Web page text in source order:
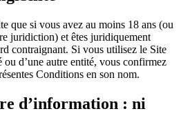
que si vous avez au moins 18 ans (ou
juridiction) et êtes juridiquement
contraignant. Si vous utilisez le Site
ou d’une autre entité, vous confirmez
Conditions en son nom.
d’information : ni